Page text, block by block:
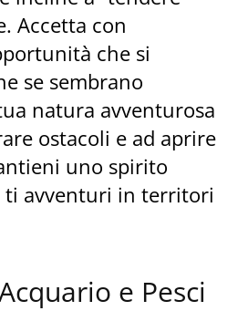
Accetta con
che si
se sembrano
natura avventurosa
ostacoli e ad aprire
uno spirito
avventuri in territori
e Pesci